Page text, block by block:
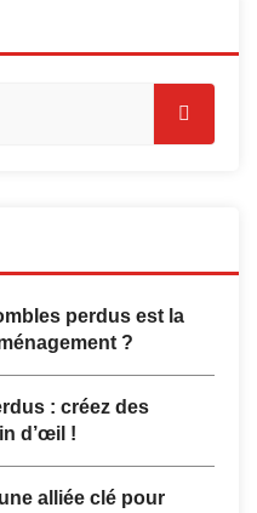
perdus est la
?
: créez des
d’œil !
alliée clé pour